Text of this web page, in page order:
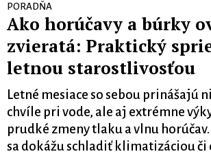
PORADŇA
Ako horúčavy a búrky
zvieratá: Praktický
letnou starostlivosťou
Letné mesiace so sebou prinášajú
chvíle pri vode, ale aj extrémne
prudké zmeny tlaku a vlnu
sa dokážu schladiť klimatizáciou